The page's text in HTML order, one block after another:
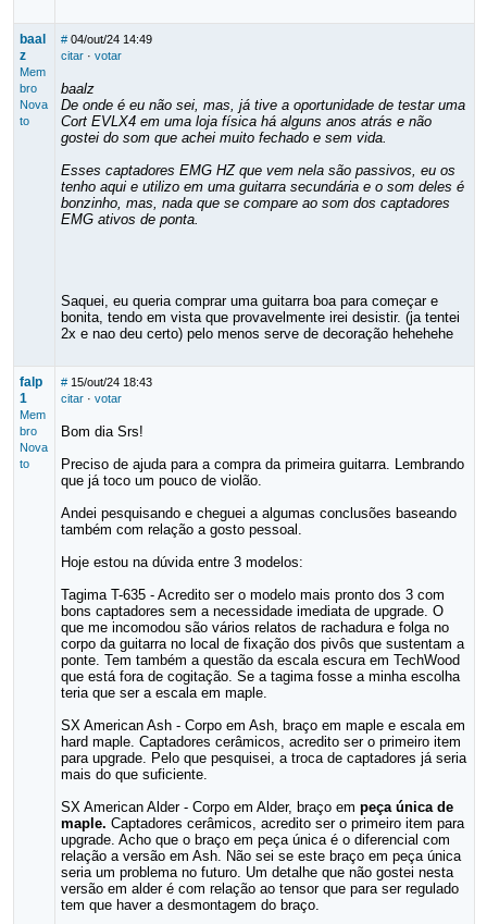
baal
z
Mem
bro
Nova
to
# 04/out/24 14:49
citar· votar
baalz
De onde é eu não sei, mas, já tive a oportunidade de testar uma
Cort EVLX4 em uma loja física há alguns anos atrás e não
gostei do som que achei muito fechado e sem vida.
Esses captadores EMG HZ que vem nela são passivos, eu os
tenho aqui e utilizo em uma guitarra secundária e o som deles é
bonzinho, mas, nada que se compare ao som dos captadores
EMG ativos de ponta.
Saquei, eu queria comprar uma guitarra boa para começar e
bonita, tendo em vista que provavelmente irei desistir. (ja tentei
2x e nao deu certo) pelo menos serve de decoração hehehehe
falp
1
Mem
bro
Nova
to
# 15/out/24 18:43
citar· votar
Bom dia Srs!
Preciso de ajuda para a compra da primeira guitarra. Lembrando
que já toco um pouco de violão.
Andei pesquisando e cheguei a algumas conclusões baseando
também com relação a gosto pessoal.
Hoje estou na dúvida entre 3 modelos:
Tagima T-635 - Acredito ser o modelo mais pronto dos 3 com
bons captadores sem a necessidade imediata de upgrade. O
que me incomodou são vários relatos de rachadura e folga no
corpo da guitarra no local de fixação dos pivôs que sustentam a
ponte. Tem também a questão da escala escura em TechWood
que está fora de cogitação. Se a tagima fosse a minha escolha
teria que ser a escala em maple.
SX American Ash - Corpo em Ash, braço em maple e escala em
hard maple. Captadores cerâmicos, acredito ser o primeiro item
para upgrade. Pelo que pesquisei, a troca de captadores já seria
mais do que suficiente.
SX American Alder - Corpo em Alder, braço em peça única de
maple. Captadores cerâmicos, acredito ser o primeiro item para
upgrade. Acho que o braço em peça única é o diferencial com
relação a versão em Ash. Não sei se este braço em peça única
seria um problema no futuro. Um detalhe que não gostei nesta
versão em alder é com relação ao tensor que para ser regulado
tem que haver a desmontagem do braço.